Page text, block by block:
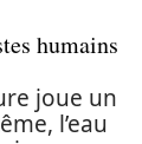
humains
joue un
l’eau